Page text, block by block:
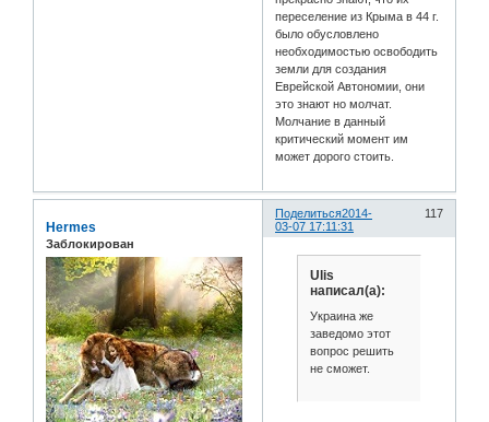
переселение из Крыма в 44 г.
было обусловлено
необходимостью освободить
земли для создания
Еврейской Автономии, они
это знают но молчат.
Молчание в данный
критический момент им
может дорого стоить.
Поделиться 117
2014-
03-07 17:11:31
Hermes
Заблокирован
Ulis
написал(а):
Украина же
заведомо этот
вопрос решить
не сможет.